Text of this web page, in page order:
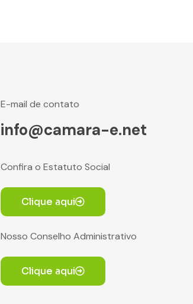
E-mail de contato
info@camara-e.net
Confira o Estatuto Social
Clique aqui
Nosso Conselho Administrativo
Clique aqui